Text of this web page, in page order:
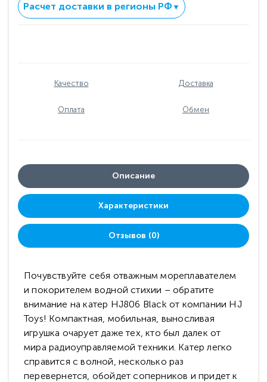
Расчет доставки в регионы РФ ▼
Качество Доставка
Оплата Обмен
Описание
Характеристики
Отзывов (0)
Почувствуйте себя отважным мореплавателем
и покорителем водной стихии – обратите
внимание на катер HJ806 Black от компании HJ
Toys! Компактная, мобильная, выносливая
игрушка очарует даже тех, кто был далек от
мира радиоуправляемой техники. Катер легко
справится с волной, несколько раз
перевернется, обойдет соперников и придет к